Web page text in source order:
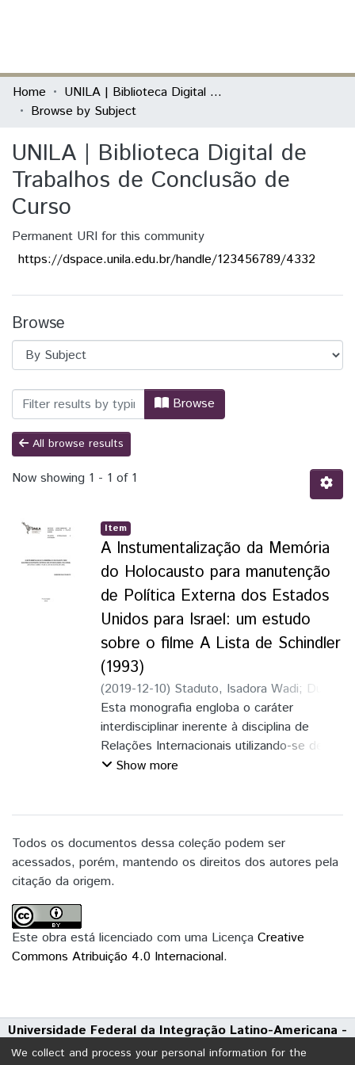
Communities & Collections
All of DSpace
Home
UNILA | Biblioteca Digital de Trabalhos de Conclusão de Curso
Browse by Subject
UNILA | Biblioteca Digital de
Trabalhos de Conclusão de
Curso
Permanent URI for this community
https://dspace.unila.edu.br/handle/123456789/4332
Browse
Browsing UNILA | Biblioteca Digital de
Browse
All browse results
Now showing 1 - 1 of 1
Item
A Instumentalização da Memória
do Holocausto para manutenção
de Política Externa dos Estados
Unidos para Israel: um estudo
sobre o filme A Lista de Schindler
(1993)
(2019-12-10) Staduto, Isadora Wadi; Dulci,
Tereza Maria Spyer
Esta monografia engloba o caráter
interdisciplinar inerente à disciplina de
Relações Internacionais utilizando-se de
contribuições da História e do Cinema,
elementos subjetivos, como memória e
representação. A hipótese central foi que
o trabalho da memória, o processo de
do Holocausto, o genocídio judeu
perpetrado pelos nazistas, foi construído
(1993), dirigido por Steven Spielberg, foi
escolhido como estudo de caso para
Show more
Todos os documentos dessa coleção podem ser
acessados, porém, mantendo os direitos dos autores pela
citação da origem.
Este obra está licenciado com uma Licença Creative
Commons Atribuição 4.0 Internacional.
Universidade Federal da Integração Latino-Americana -
UNILA
We collect and process your personal information for the